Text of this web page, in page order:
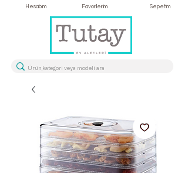
Hesabım Favorilerim Sepetim